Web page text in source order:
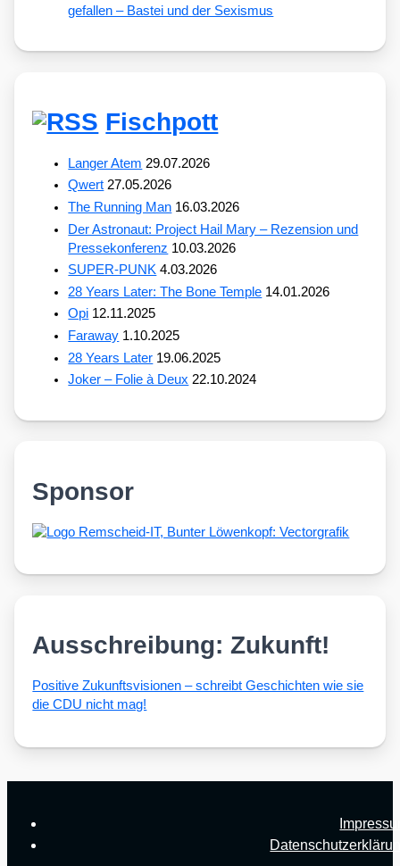
gefallen – Bastei und der Sexismus
Fischpott
Langer Atem 29.07.2026
Qwert 27.05.2026
The Running Man 16.03.2026
Der Astronaut: Project Hail Mary – Rezension und
Pressekonferenz 10.03.2026
SUPER-PUNK 4.03.2026
28 Years Later: The Bone Temple 14.01.2026
Opi 12.11.2025
Faraway 1.10.2025
28 Years Later 19.06.2025
Joker – Folie à Deux 22.10.2024
Sponsor
Ausschreibung: Zukunft!
Posi­ti­ve Zukunfts­vi­sio­nen – schreibt Geschich­ten wie sie
die CDU nicht mag!